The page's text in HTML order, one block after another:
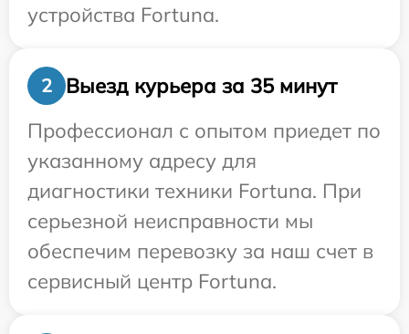
устройства Fortuna.
2
Выезд курьера за 35 минут
Профессионал с опытом приедет по
указанному адресу для
диагностики техники Fortuna. При
серьезной неисправности мы
обеспечим перевозку за наш счет в
сервисный центр Fortuna.